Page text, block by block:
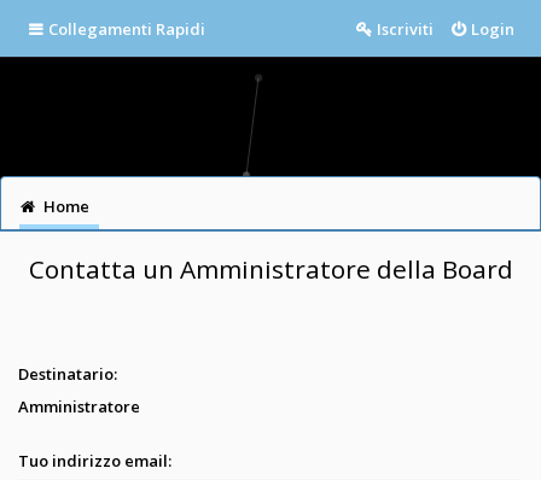
Collegamenti Rapidi Login
Iscriviti
Home
Contatta un Amministratore della Board
Destinatario:
Amministratore
Tuo indirizzo email: